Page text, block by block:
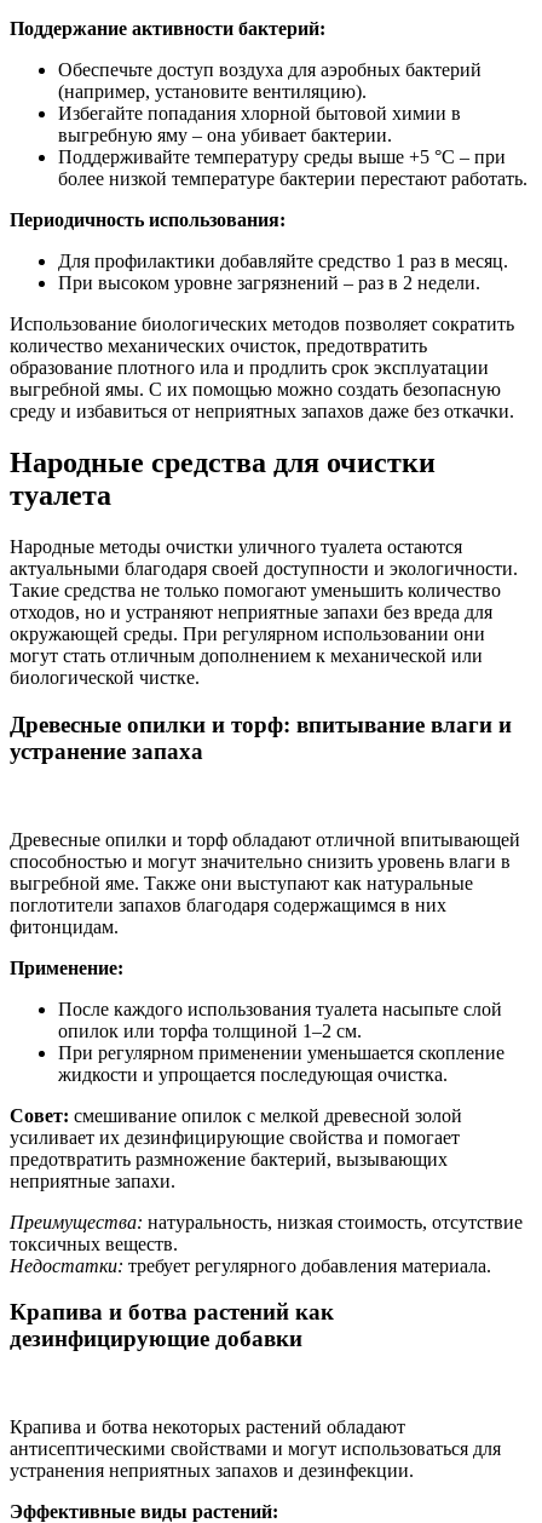
Поддержание активности бактерий:
Обеспечьте доступ воздуха для аэробных бактерий
(например, установите вентиляцию).
Избегайте попадания хлорной бытовой химии в
выгребную яму – она убивает бактерии.
Поддерживайте температуру среды выше +5 °C – при
более низкой температуре бактерии перестают работать.
Периодичность использования:
Для профилактики добавляйте средство 1 раз в месяц.
При высоком уровне загрязнений – раз в 2 недели.
Использование биологических методов позволяет сократить
количество механических очисток, предотвратить
образование плотного ила и продлить срок эксплуатации
выгребной ямы. С их помощью можно создать безопасную
среду и избавиться от неприятных запахов даже без откачки.
Народные средства для очистки
туалета
Народные методы очистки уличного туалета остаются
актуальными благодаря своей доступности и экологичности.
Такие средства не только помогают уменьшить количество
отходов, но и устраняют неприятные запахи без вреда для
окружающей среды. При регулярном использовании они
могут стать отличным дополнением к механической или
биологической чистке.
Древесные опилки и торф: впитывание влаги и
устранение запаха
Древесные опилки и торф обладают отличной впитывающей
способностью и могут значительно снизить уровень влаги в
выгребной яме. Также они выступают как натуральные
поглотители запахов благодаря содержащимся в них
фитонцидам.
Применение:
После каждого использования туалета насыпьте слой
опилок или торфа толщиной 1–2 см.
При регулярном применении уменьшается скопление
жидкости и упрощается последующая очистка.
Совет: смешивание опилок с мелкой древесной золой
усиливает их дезинфицирующие свойства и помогает
предотвратить размножение бактерий, вызывающих
неприятные запахи.
Преимущества: натуральность, низкая стоимость, отсутствие
токсичных веществ.
Недостатки: требует регулярного добавления материала.
Крапива и ботва растений как
дезинфицирующие добавки
Крапива и ботва некоторых растений обладают
антисептическими свойствами и могут использоваться для
устранения неприятных запахов и дезинфекции.
Эффективные виды растений: